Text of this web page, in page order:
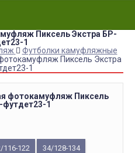
Пиксель Экстра БР-
1
Футболки камуфляжные
Пиксель Экстра
1
фотокамуфляж Пиксель
футдет23-1
116-122 34/128-134